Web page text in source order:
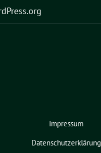
Impressum
Datenschutzerklärung